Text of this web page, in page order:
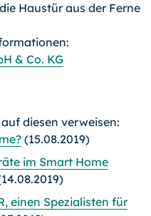
Haustür aus der Ferne
& Co. KG
diesen verweisen:
(15.08.2019)
im Smart Home
einen Spezialisten für